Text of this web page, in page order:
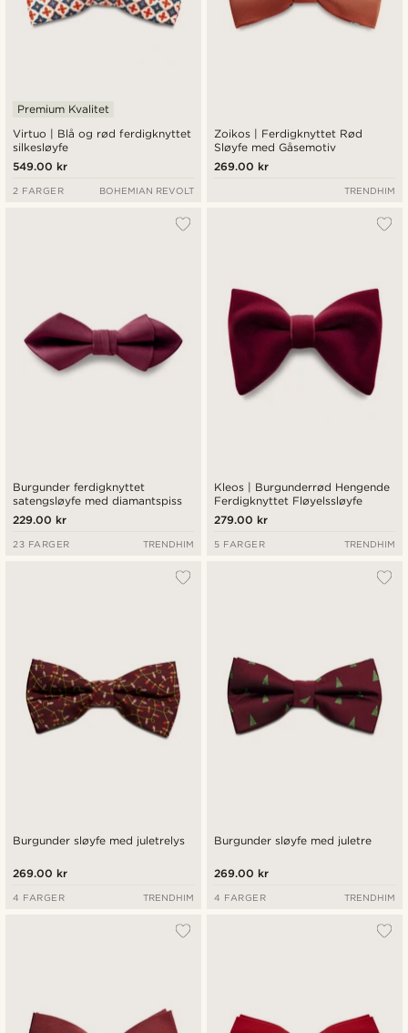
Virtuo | Blå og rød ferdigknyttet
silkesløyfe
Premium Kvalitet
549.00 kr
2 FARGER BOHEMIAN REVOLT
Zoikos | Ferdigknyttet Rød
Sløyfe med Gåsemotiv
269.00 kr
TRENDHIM
Burgunder ferdigknyttet
satengsløyfe med diamantspiss
229.00 kr
23 FARGER TRENDHIM
Kleos | Burgunderrød Hengende
Ferdigknyttet Fløyelssløyfe
279.00 kr
5 FARGER TRENDHIM
Burgunder sløyfe med juletrelys
269.00 kr
4 FARGER TRENDHIM
Burgunder sløyfe med juletre
269.00 kr
4 FARGER TRENDHIM